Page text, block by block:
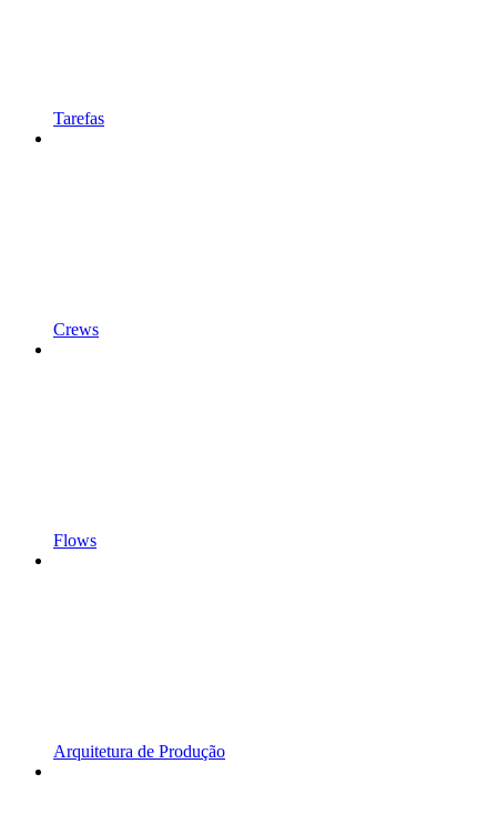
Tarefas
Crews
Flows
Arquitetura de Produção